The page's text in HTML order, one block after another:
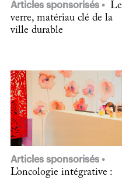
Articles sponsorisés
Le
verre, matériau clé de la
ville durable
Articles sponsorisés
L’oncologie intégrative :